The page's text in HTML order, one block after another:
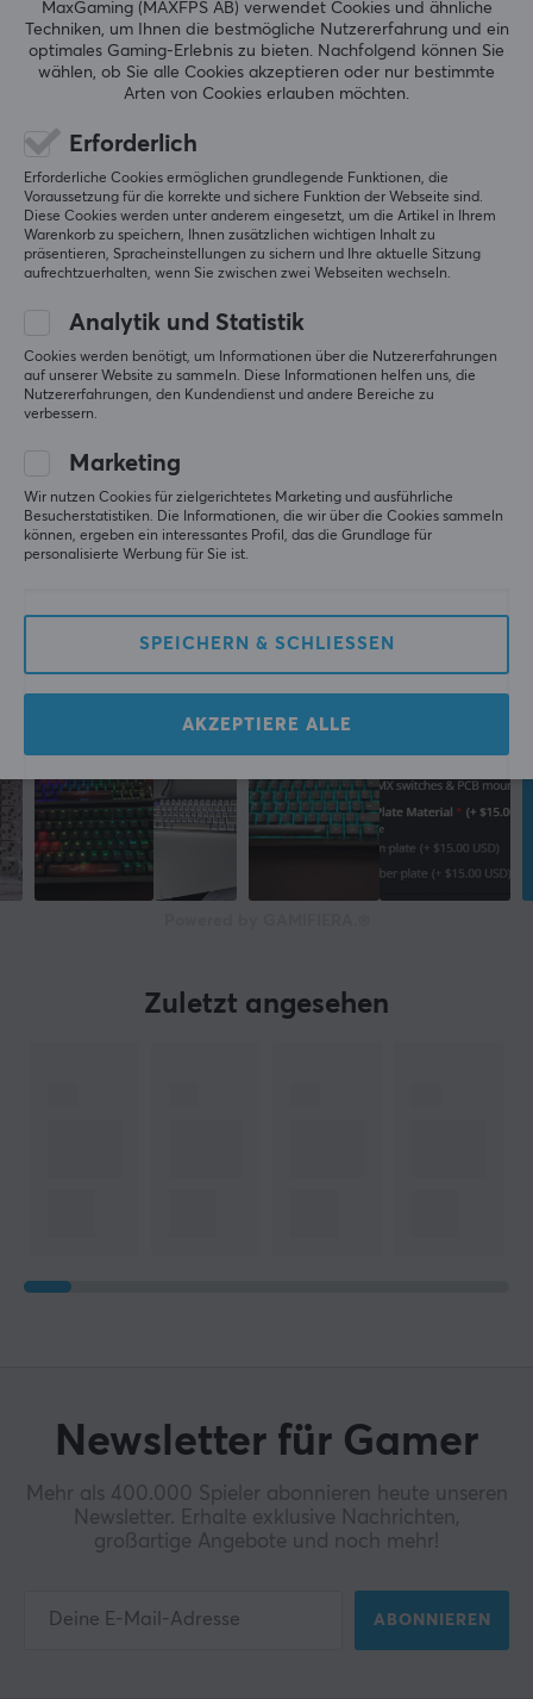
BEWERTUNGEN (0) HÄUFIG GESTELLTE FRAGEN (0)
0.0
Basierend auf 0 Bewertungen
4
0%
3
0%
2
0%
1
GEBE EINE BEWERTUNG AB
Mehr aus unserer
Community
Zuletzt angesehen
Newsletter für Gamer
Mehr als 400.000 Spieler abonnieren heute unseren
Newsletter. Erhalte exklusive Nachrichten,
großartige Angebote und noch mehr!
ABONNIEREN
MaxGaming (MAXFPS AB) verwendet Cookies und ähnliche
Techniken, um Ihnen die bestmögliche Nutzererfahrung und ein
optimales Gaming-Erlebnis zu bieten. Nachfolgend können Sie
wählen, ob Sie alle Cookies akzeptieren oder nur bestimmte
Arten von Cookies erlauben möchten.
Erforderlich
Erforderliche Cookies ermöglichen grundlegende Funktionen, die
Voraussetzung für die korrekte und sichere Funktion der Webseite sind.
Diese Cookies werden unter anderem eingesetzt, um die Artikel in Ihrem
Warenkorb zu speichern, Ihnen zusätzlichen wichtigen Inhalt zu
präsentieren, Spracheinstellungen zu sichern und Ihre aktuelle Sitzung
aufrechtzuerhalten, wenn Sie zwischen zwei Webseiten wechseln.
Analytik und Statistik
Cookies werden benötigt, um Informationen über die Nutzererfahrungen
auf unserer Website zu sammeln. Diese Informationen helfen uns, die
Nutzererfahrungen, den Kundendienst und andere Bereiche zu
verbessern.
Marketing
Wir nutzen Cookies für zielgerichtetes Marketing und ausführliche
Besucherstatistiken. Die Informationen, die wir über die Cookies sammeln
können, ergeben ein interessantes Profil, das die Grundlage für
personalisierte Werbung für Sie ist.
SPEICHERN & SCHLIESSEN
AKZEPTIERE ALLE